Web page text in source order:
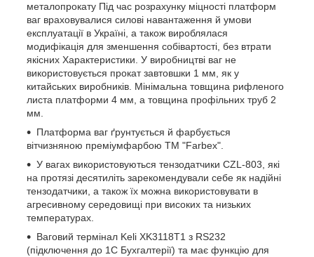
металопрокату Під час розрахунку міцності платформ
ваг враховувалися силові навантаження й умови
експлуатації в Україні, а також вироблялася
модифікація для зменшення собівартості, без втрати
якісних Характеристики. У виробництві ваг не
використовується прокат завтовшки 1 мм, як у
китайських виробників. Мінімальна товщина рифленого
листа платформи 4 мм, а товщина профільних труб 2
мм.
Платформа ваг ґрунтується й фарбується
вітчизняною преміумфарбою ТМ "Farbex".
У вагах використовуються тензодатчики CZL-803, які
на протязі десятиліть зарекомендували себе як надійні
тензодатчики, а також їх можна використовувати в
агресивному середовищі при високих та низьких
температурах.
Ваговий термінал Keli XK3118T1 з RS232
(підключення до 1С Бухгалтерії) та має функцію для